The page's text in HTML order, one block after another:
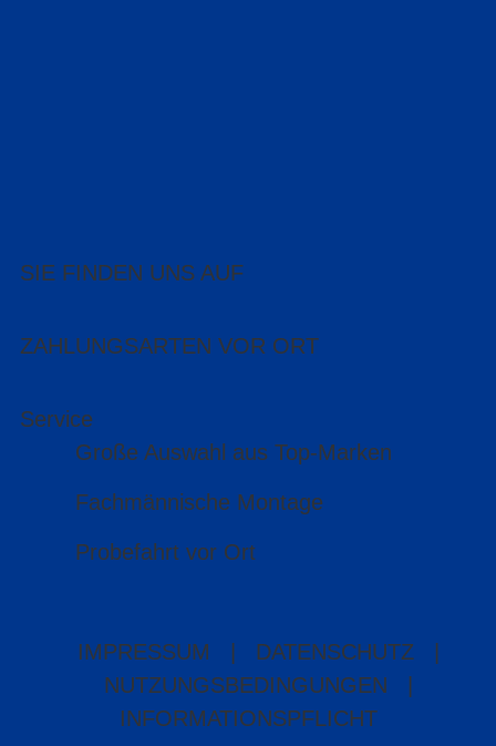
SIE FINDEN UNS AUF
ZAHLUNGSARTEN VOR ORT
Service
Große Auswahl aus Top-Marken
Fachmännische Montage
Probefahrt vor Ort
IMPRESSUM DATENSCHUTZ
NUTZUNGSBEDINGUNGEN
INFORMATIONSPFLICHT